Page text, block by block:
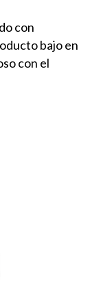
con
bajo en
con el